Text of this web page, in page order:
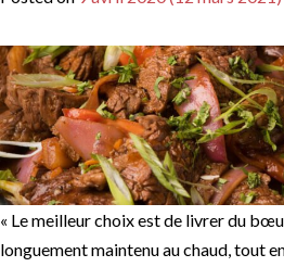
« Le meilleur choix est de livrer du
longuement maintenu au chaud, tout